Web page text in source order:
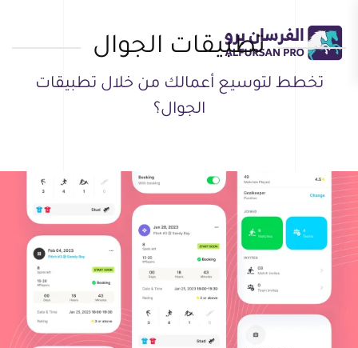
Skip
to
main
تطبيقات الجوال
تخطط لتوسيع أعمالك من خلال تطبيقات
الجوال؟